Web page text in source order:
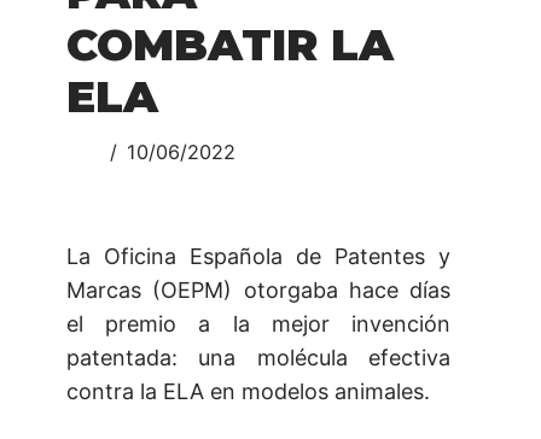
COMBATIR LA
ELA
10/06/2022
La Oficina Española de Patentes y
Marcas (OEPM) otorgaba hace días
el premio a la mejor invención
patentada: una molécula efectiva
contra la ELA en modelos animales.